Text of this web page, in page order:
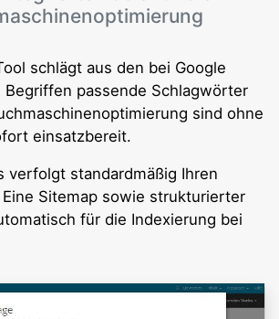
schlägt aus den bei Google
passende Schlagwörter
sind ohne
einsatzbereit.
verfolgt standardmäßig Ihren
Sitemap sowie strukturierter
für die Indexierung bei